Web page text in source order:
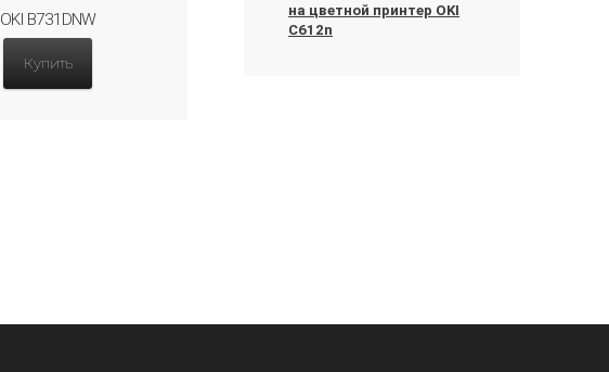
OKI B731DNW
Купить
на цветной принтер OKI
C612n